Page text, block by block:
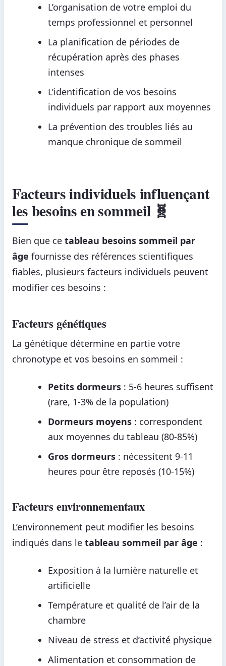
L’organisation de votre emploi du
temps professionnel et personnel
La planification de périodes de
récupération après des phases
intenses
L’identification de vos besoins
individuels par rapport aux moyennes
La prévention des troubles liés au
manque chronique de sommeil
Facteurs individuels influençant
les besoins en sommeil 🧬
Bien que ce tableau besoins sommeil par
âge fournisse des références scientifiques
fiables, plusieurs facteurs individuels peuvent
modifier ces besoins :
Facteurs génétiques
La génétique détermine en partie votre
chronotype et vos besoins en sommeil :
Petits dormeurs: 5-6 heures suffisent
(rare, 1-3% de la population)
Dormeurs moyens: correspondent
aux moyennes du tableau (80-85%)
Gros dormeurs: nécessitent 9-11
heures pour être reposés (10-15%)
Facteurs environnementaux
L’environnement peut modifier les besoins
indiqués dans le tableau sommeil par âge :
Exposition à la lumière naturelle et
artificielle
Température et qualité de l’air de la
chambre
Niveau de stress et d’activité physique
Alimentation et consommation de